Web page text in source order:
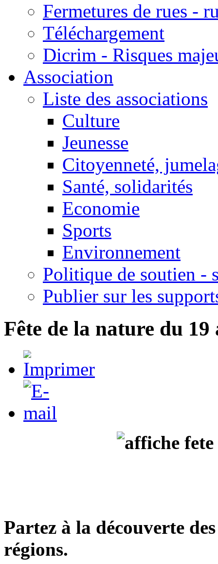
Fermetures de rues -
Téléchargement
Dicrim - Risques
Association
Liste des associations
Culture
Jeunesse
Citoyenneté,
Santé, solidarités
Economie
Sports
Environnement
Politique de soutien -
Publier sur les
Fête de la nature du 19
Partez à la découverte
régions.